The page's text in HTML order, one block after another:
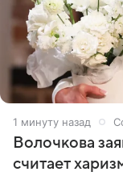
1 минуту назад
Волочкова
считает